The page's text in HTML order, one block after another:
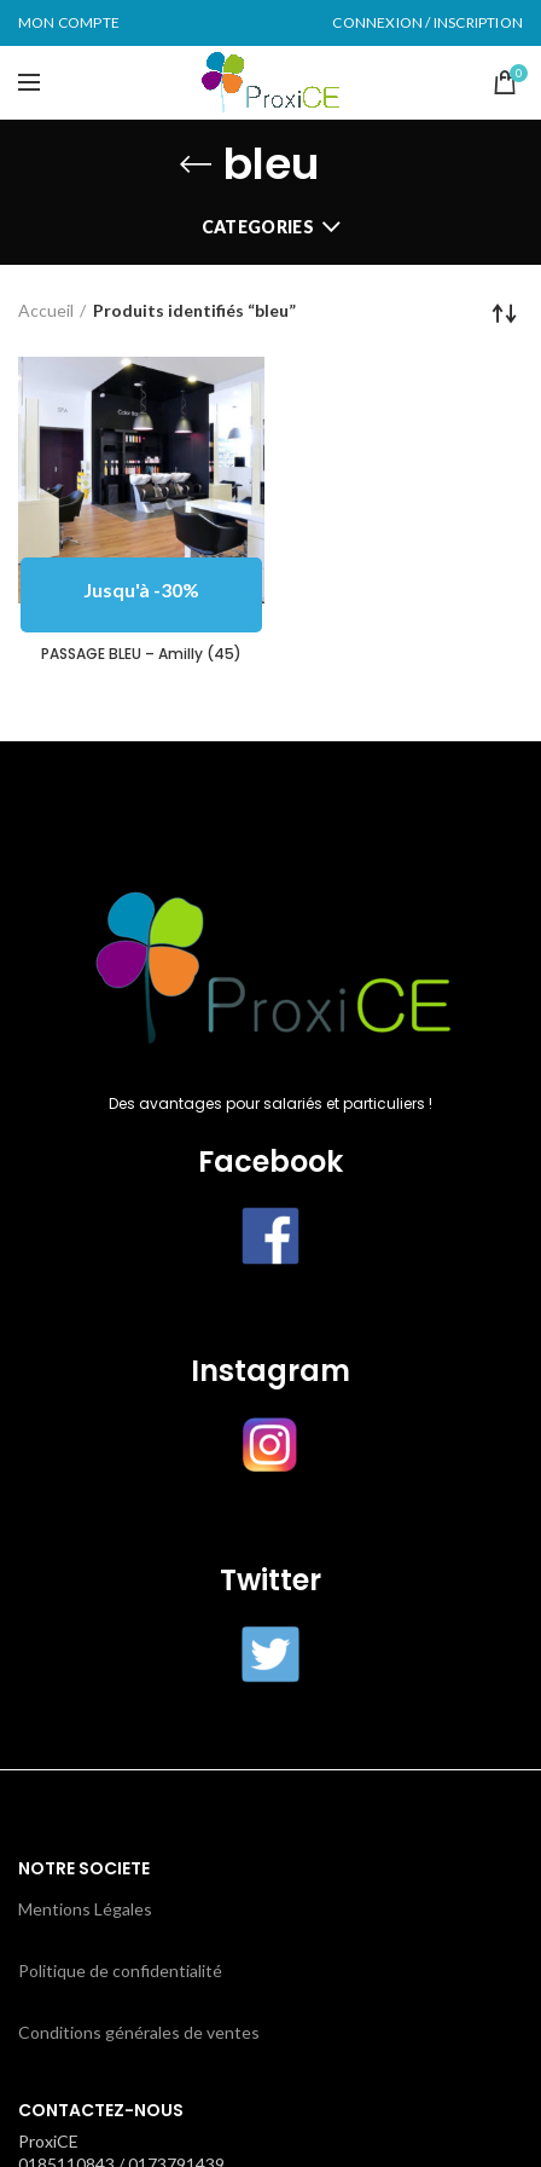
MON COMPTE CONNEXION / INSCRIPTION
0
bleu
CATEGORIES
Accueil Produits identifiés “bleu”
Jusqu'à -30%
PASSAGE BLEU – Amilly (45)
Des avantages pour salariés et particuliers !
Facebook
Instagram
Twitter
NOTRE SOCIETE
Mentions Légales
Politique de confidentialité
Conditions générales de ventes
CONTACTEZ-NOUS
ProxiCE